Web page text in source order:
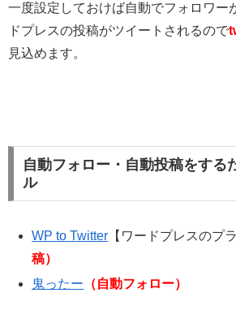
一度設定しておけば自動でフォロワー
ドプレスの投稿がツイートされるので
見込めます。
自動フォロー・自動投稿をする
ル
WP to Twitter 【ワードプレスのプ
稿）
鬼ったー （自動フォロー）